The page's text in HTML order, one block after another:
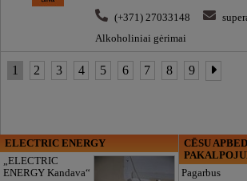
(+371) 27033148
Alkoholiniai gėrimai
1 2 3 4 5 6 7 8 9
ELECTRIC ENERGY
„ELECTRIC
ENERGY Kandava“
CĒSU
Pagarbus